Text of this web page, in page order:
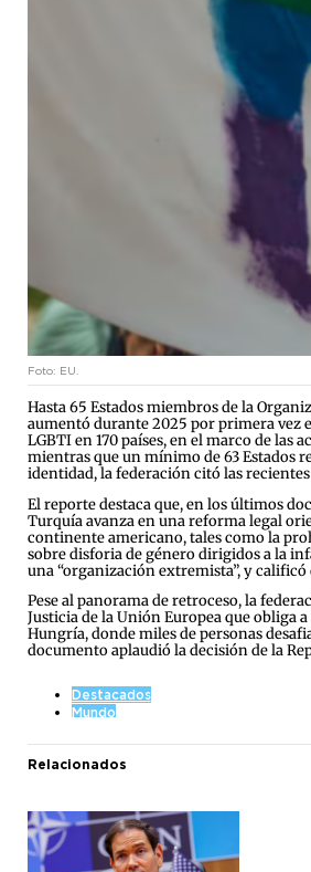
Foto: EU.
Hasta 65 Estados miembros de la
aumentó durante 2025 por primera vez
LGBTI en 170 países, en el marco de las
mientras que un mínimo de 63 Estados
identidad, la federación citó las
El reporte destaca que, en los últimos
Turquía avanza en una reforma legal
continente americano, tales como la
sobre disforia de género dirigidos a la
una “organización extremista”, y
Pese al panorama de retroceso, la
Justicia de la Unión Europea que obliga
Hungría, donde miles de personas
documento aplaudió la decisión de la
Destacados
Mundo
Relacionados